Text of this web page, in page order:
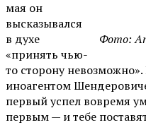
Фото:
мая он
высказывался
в духе
«принять чью-
то сторону
иноагентом
первый успел вовремя
первым — и тебе